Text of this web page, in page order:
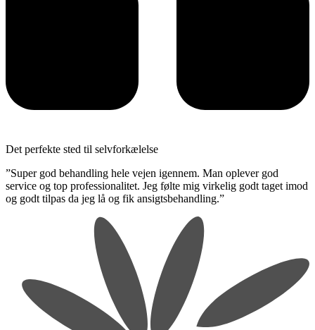
Det perfekte sted til selvforkælelse
​”Super god behandling hele vejen igennem. Man oplever god
service og top professionalitet. Jeg følte mig virkelig godt taget imod
og godt tilpas da jeg lå og fik ansigtsbehandling.”